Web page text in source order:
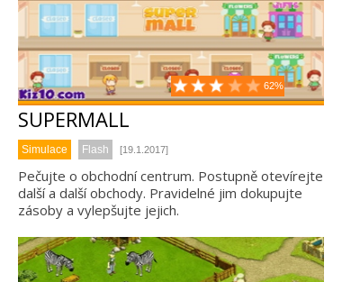
62%
SUPERMALL
Simulace Flash [19.1.2017]
Pečujte o obchodní centrum. Postupně otevírejte
další a další obchody. Pravidelné jim dokupujte
zásoby a vylepšujte jejich.